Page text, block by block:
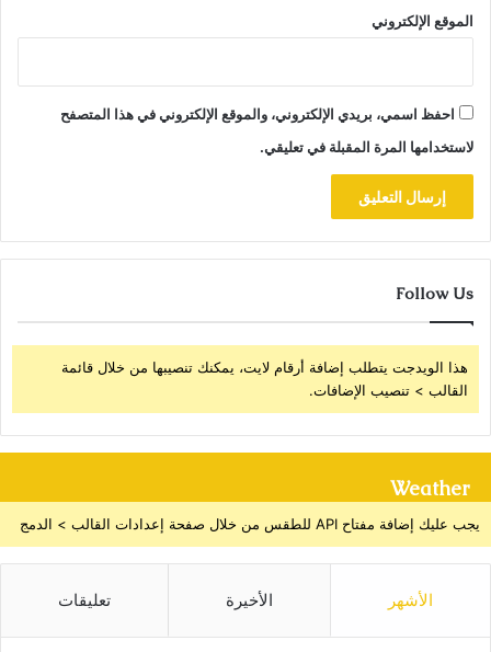
الموقع الإلكتروني
احفظ اسمي، بريدي الإلكتروني، والموقع الإلكتروني في هذا المتصفح
لاستخدامها المرة المقبلة في تعليقي.
Follow Us
هذا الويدجت يتطلب إضافة أرقام لايت، يمكنك تنصيبها من خلال قائمة
القالب > تنصيب الإضافات.
Weather
يجب عليك إضافة مفتاح API للطقس من خلال صفحة إعدادات القالب > الدمج
الأشهر الأخيرة تعليقات